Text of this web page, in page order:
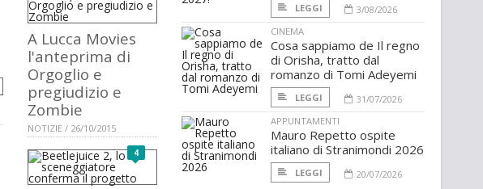
A Lucca Movies
l'anteprima di
Orgoglio e
pregiudizio e
Zombie
NOTIZIE / 26/10/2015
4
LEGGI
3/08/2026
CINEMA
Cosa sappiamo de Il regno
di Orisha, tratto dal
romanzo di Tomi Adeyemi
LEGGI
31/07/2026
APPUNTAMENTI
Mauro Repetto ospite
italiano di Stranimondi 2026
LEGGI 20/07/2026